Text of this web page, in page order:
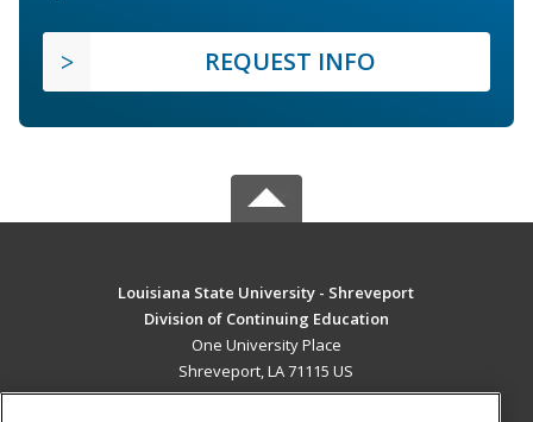
REQUEST INFO
Louisiana State University - Shreveport
Division of Continuing Education
One University Place
Shreveport, LA 71115 US